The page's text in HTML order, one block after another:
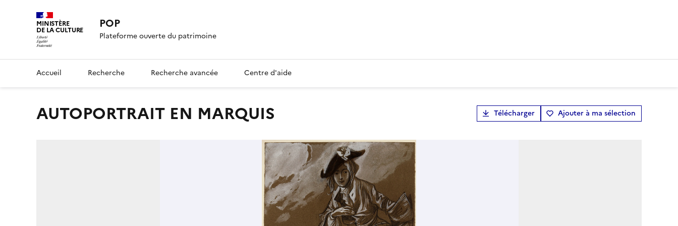
MINISTÈRE
DE LA CULTURE POP
Plateforme ouverte du patrimoine
Accueil Recherche Recherche avancée Centre d'aide
AUTOPORTRAIT EN MARQUIS Télécharger Ajouter à ma sélection